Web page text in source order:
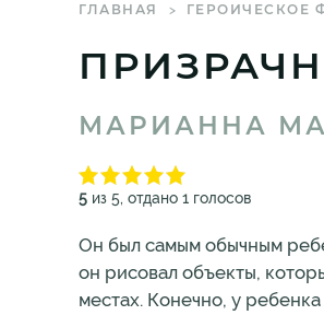
ГЛАВНАЯ ГЕРОИЧЕСКОЕ
МАРИАННА
5 из 5, отдано 1 голосов
Он был самым обычным
он рисовал объекты,
местах. Конечно, у